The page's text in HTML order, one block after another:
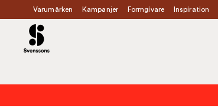
Varumärken Kampanjer Formgivare Inspiration